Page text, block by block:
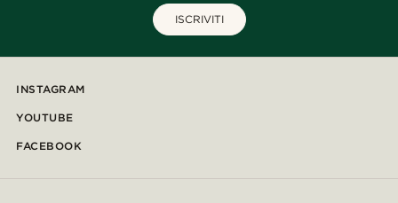
ISCRIVITI
INSTAGRAM
YOUTUBE
FACEBOOK